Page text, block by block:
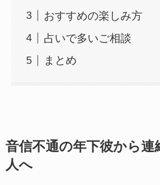
おすすめの楽しみ方
占いで多いご相談
まとめ
音信不通の年下彼から連
人へ